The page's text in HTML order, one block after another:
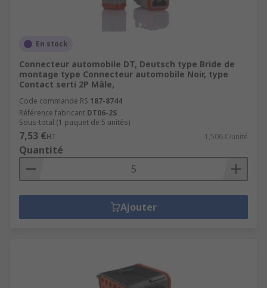
En stock
Connecteur automobile DT, Deutsch type Bride de
montage type Connecteur automobile Noir, type
Contact serti 2P Mâle,
Code commande RS 187-8744
Référence fabricant DT06-2S
Sous-total (1 paquet de 5 unités)
7,53 €HT 1,506 €/unité
Quantité
Ajouter